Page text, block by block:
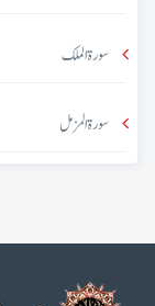
سورۃ الملک
سورۃ المزمل